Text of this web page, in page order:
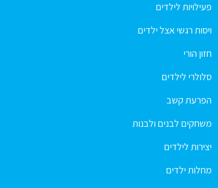
פעילויות לילדים
ויסות רגשי אצל ילדים
חזון הורי
סלולרי לילדים
הפרעת קשב
משחקים לבנים ולבנות
יצירות לילדים
מחלות ילדים